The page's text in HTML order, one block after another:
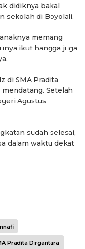
didiknya bakal
sekolah di Boyolali.
memang
ikut bangga juga
di SMA Pradita
Setelah
Agustus
sudah selesai,
dalam waktu dekat
Pradita Dirgantara